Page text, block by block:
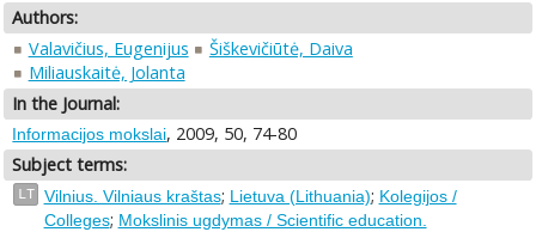
Authors:
Valavičius, Eugenijus
Šiškevičiūtė, Daiva
Miliauskaitė, Jolanta
In the Journal:
Informacijos mokslai, 2009, 50, 74-80
Subject terms:
LT Vilnius. Vilniaus kraštas; Lietuva (Lithuania); Kolegijos /
Colleges; Mokslinis ugdymas / Scientific education.